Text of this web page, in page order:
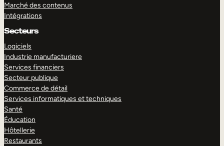
Marché des contenus
Intégrations
Secteurs
Logiciels
Industrie manufacturiere
Services financiers
Secteur publique
Commerce de détail
Services informatiques et techniques
Santé
Éducation
Hôtellerie
Restaurants